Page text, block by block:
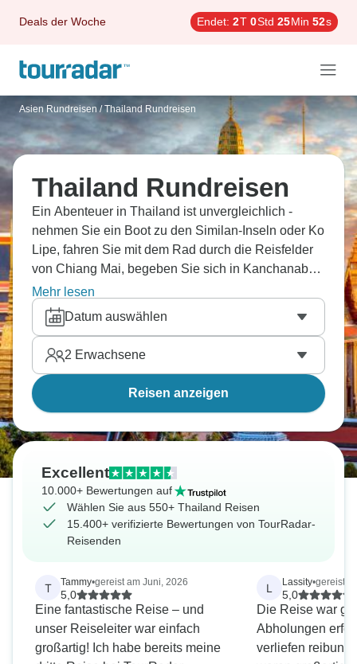
Deals der Woche Endet: 2T 0Std 25Min 50s
Asien Rundreisen / Thailand Rundreisen
Thailand Rundreisen
Ein Abenteuer in Thailand ist unvergleichlich -
nehmen Sie ein Boot zu den Similan-Inseln oder Ko
Lipe, fahren Sie mit dem Rad durch die Reisfelder
von Chiang Mai, begeben Sie sich in Kanchanaburi
auf ein Abenteuer oder lernen Sie in Phuket, wie
köstliches Pad Thai gekocht wird. Um noch mehr
faszinierende Kultur, köstliche Delikatessen und
malerische Strände zu erleben, empfehlen wir eine
Kambodscha-Thailand
Rundreise.
Mehr lesen
Datum auswählen
2 Erwachsene
Reisen anzeigen
Excellent
10.000+ Bewertungen auf
Wählen Sie aus 550+ Thailand Reisen
15.400+ verifizierte Bewertungen von TourRadar-
Reisenden
T Tammy•gereist am Juni, 2026
5,0
Eine fantastische Reise – und
unser Reiseleiter war einfach
großartig! Ich habe bereits meine
L Lassity•gereist
5,0
Die Reise war
Abholungen
verliefen